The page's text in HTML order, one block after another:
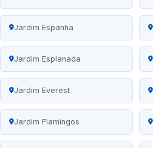
Jardim Espanha
Jardim Esplanada
Jardim Everest
Jardim Flamingos